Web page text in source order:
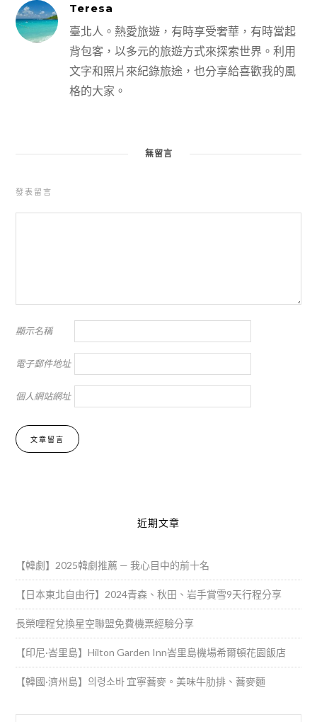
Teresa
臺北人。熱愛旅遊，有時享受奢華，有時當起
背包客，以多元的旅遊方式來探索世界。利用
文字和照片來紀錄旅途，也分享給喜歡我的風
格的大家。
無留言
發表留言
顯示名稱
電子郵件地址
個人網站網址
近期文章
【韓劇】2025韓劇推薦 — 我心目中的前十名
【日本東北自由行】2024青森、秋田、岩手賞雪9天行程分享
長榮哩程兌換星空聯盟免費機票經驗分享
【印尼·峇里島】Hilton Garden Inn峇里島機場希爾頓花園飯店
【韓國·濟州島】의령소바 宜寧蕎麥。美味牛肋排、蕎麥麵